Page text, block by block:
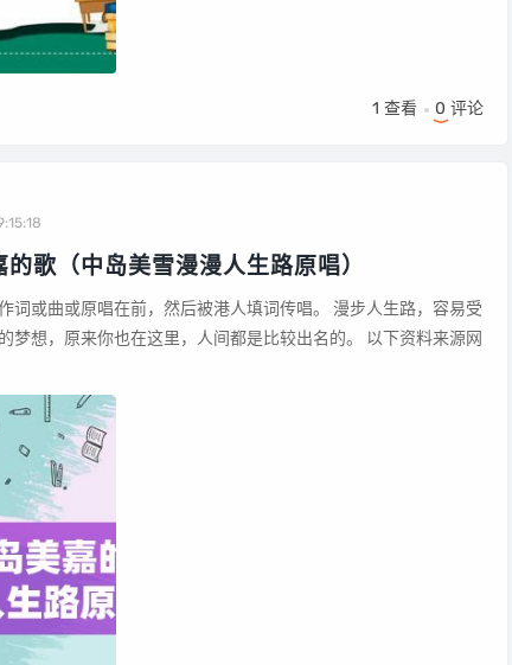
1 查看 0 评论
歌（中岛美雪漫漫人生路原唱）
唱在前，然后被港人填词传唱。 漫步人生路，容易受
原来你也在这里，人间都是比较出名的。 以下资料来源网